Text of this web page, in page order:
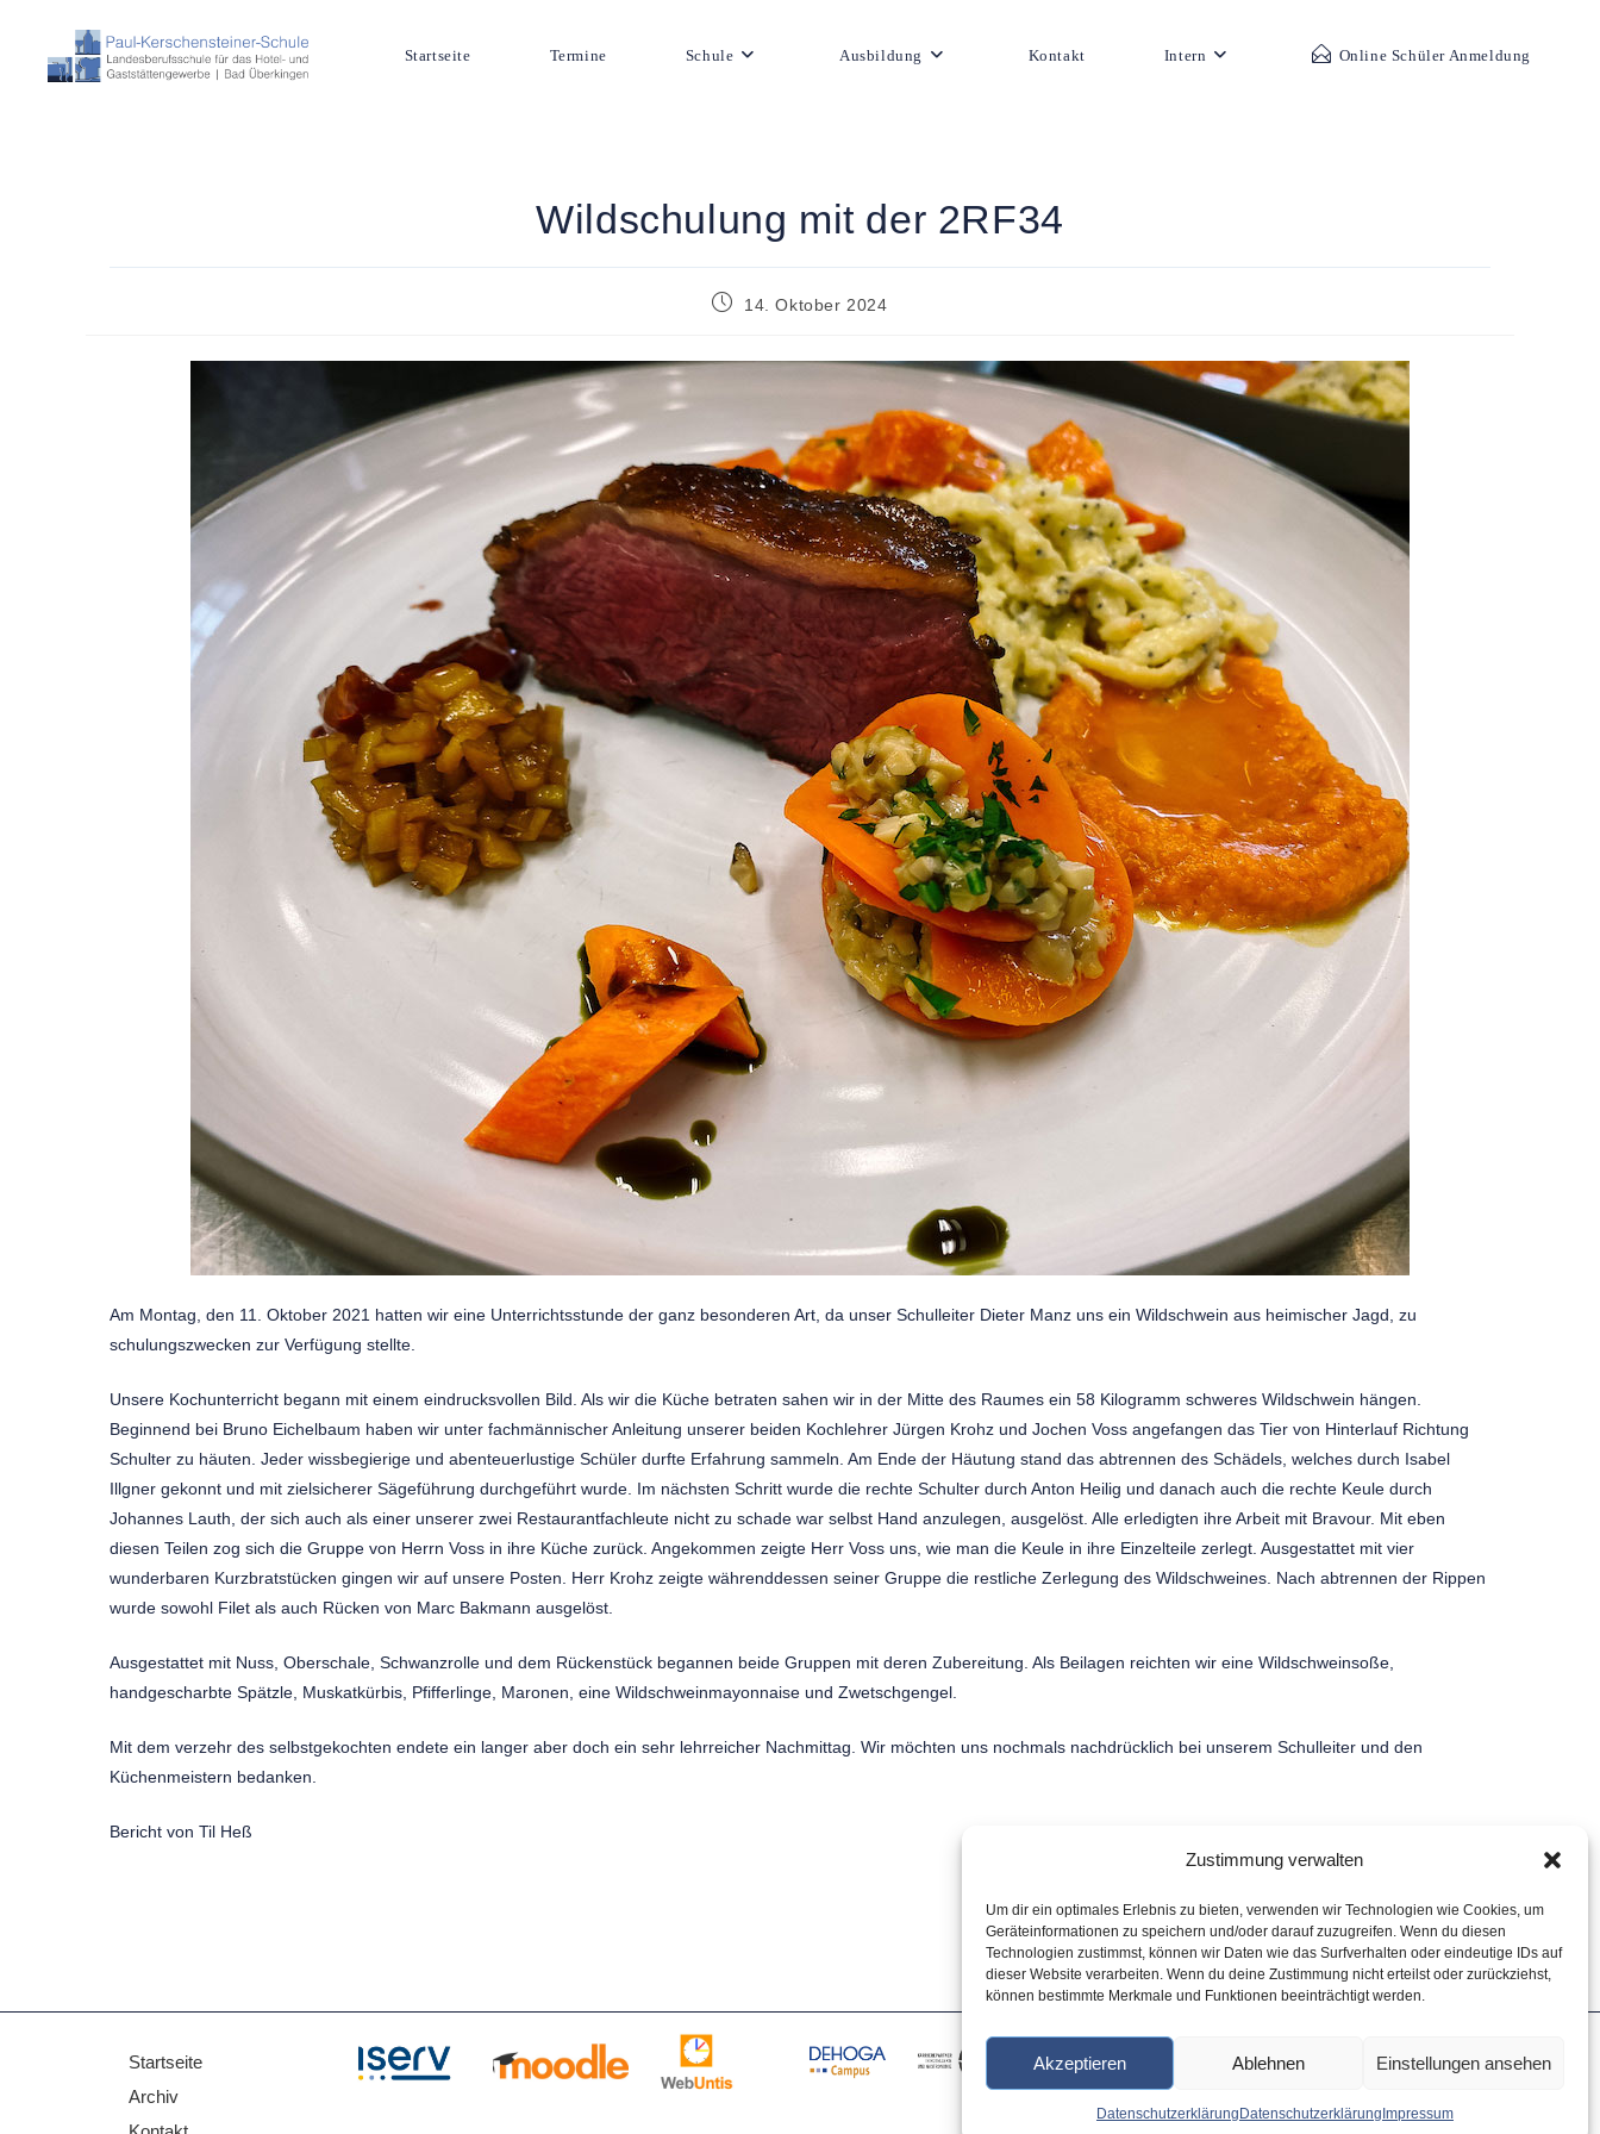
Zustimmung verwalten
Um dir ein optimales Erlebnis zu bieten, verwenden wir Technologien wie Cookies, um
Geräteinformationen zu speichern und/oder darauf zuzugreifen. Wenn du diesen
Technologien zustimmst, können wir Daten wie das Surfverhalten oder eindeutige IDs auf
dieser Website verarbeiten. Wenn du deine Zustimmung nicht erteilst oder zurückziehst,
können bestimmte Merkmale und Funktionen beeinträchtigt werden.
Akzeptieren Ablehnen Einstellungen ansehen
Datenschutzerklärung Datenschutzerklärung Impressum
Startseite Termine Schule Ausbildung Kontakt Intern Online Schüler Anmeldung
Wildschulung mit der 2RF34
14. Oktober 2024
Am Montag, den 11. Oktober 2021 hatten wir eine Unterrichtsstunde der ganz besonderen Art, da unser Schulleiter Dieter Manz uns ein Wildschwein aus heimischer Jagd, zu
schulungszwecken zur Verfügung stellte.
Unsere Kochunterricht begann mit einem eindrucksvollen Bild. Als wir die Küche betraten sahen wir in der Mitte des Raumes ein 58 Kilogramm schweres Wildschwein hängen.
Beginnend bei Bruno Eichelbaum haben wir unter fachmännischer Anleitung unserer beiden Kochlehrer Jürgen Krohz und Jochen Voss angefangen das Tier von Hinterlauf Richtung
Schulter zu häuten. Jeder wissbegierige und abenteuerlustige Schüler durfte Erfahrung sammeln. Am Ende der Häutung stand das abtrennen des Schädels, welches durch Isabel
Illgner gekonnt und mit zielsicherer Sägeführung durchgeführt wurde. Im nächsten Schritt wurde die rechte Schulter durch Anton Heilig und danach auch die rechte Keule durch
Johannes Lauth, der sich auch als einer unserer zwei Restaurantfachleute nicht zu schade war selbst Hand anzulegen, ausgelöst. Alle erledigten ihre Arbeit mit Bravour. Mit eben
diesen Teilen zog sich die Gruppe von Herrn Voss in ihre Küche zurück. Angekommen zeigte Herr Voss uns, wie man die Keule in ihre Einzelteile zerlegt. Ausgestattet mit vier
wunderbaren Kurzbratstücken gingen wir auf unsere Posten. Herr Krohz zeigte währenddessen seiner Gruppe die restliche Zerlegung des Wildschweines. Nach abtrennen der Rippen
wurde sowohl Filet als auch Rücken von Marc Bakmann ausgelöst.
Ausgestattet mit Nuss, Oberschale, Schwanzrolle und dem Rückenstück begannen beide Gruppen mit deren Zubereitung. Als Beilagen reichten wir eine Wildschweinsoße,
handgescharbte Spätzle, Muskatkürbis, Pfifferlinge, Maronen, eine Wildschweinmayonnaise und Zwetschgengel.
Mit dem verzehr des selbstgekochten endete ein langer aber doch ein sehr lehrreicher Nachmittag. Wir möchten uns nochmals nachdrücklich bei unserem Schulleiter und den
Küchenmeistern bedanken.
Bericht von Til Heß
Startseite
Archiv
Direkt zu: Partner:
Impressum